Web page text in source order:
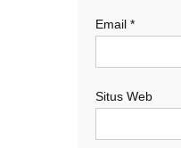
Email *
Situs Web